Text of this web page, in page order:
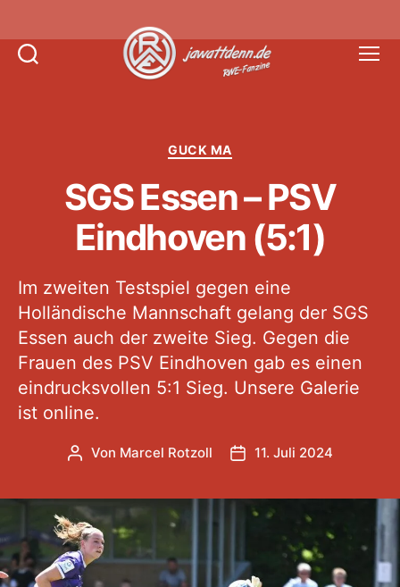
Kategorien
GUCK MA
SGS Essen – PSV
Eindhoven (5:1)
Im zweiten Testspiel gegen eine
Holländische Mannschaft gelang der SGS
Essen auch der zweite Sieg. Gegen die
Frauen des PSV Eindhoven gab es einen
eindrucksvollen 5:1 Sieg. Unsere Galerie
ist online.
Beitragsautor
Von Marcel Rotzoll Veröffentlichungsdatum
11. Juli 2024